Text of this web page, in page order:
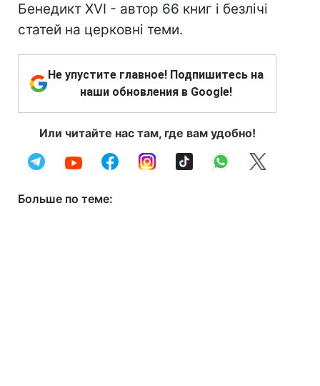
Бенедикт XVI - автор 66 книг і безлічі
статей на церковні теми.
Не упустите главное! Подпишитесь на
наши обновления в Google!
Или читайте нас там, где вам удобно!
Больше по теме: